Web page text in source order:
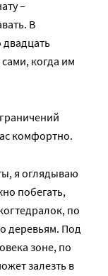
–
В
когда им
комфортно.
я оглядываю
побегать,
по
деревьям. Под
зоне, по
залезть в